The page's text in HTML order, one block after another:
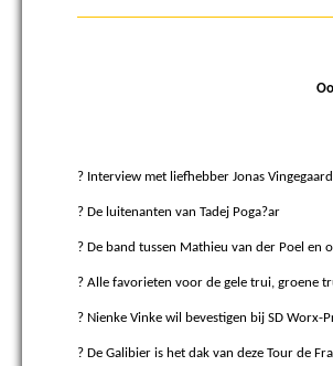
? Interview met liefhebber Jonas Vingegaard
? De luitenanten van Tadej Poga?ar
? De band tussen Mathieu van der Poel en
? Alle favorieten voor de gele trui, groene
? Nienke Vinke wil bevestigen bij SD Worx-
? De Galibier is het dak van deze Tour de